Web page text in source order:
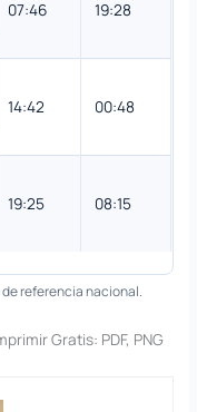
07:46 19:28
14:42 00:48
19:25
08:15
referencia nacional.
Gratis: PDF, PNG